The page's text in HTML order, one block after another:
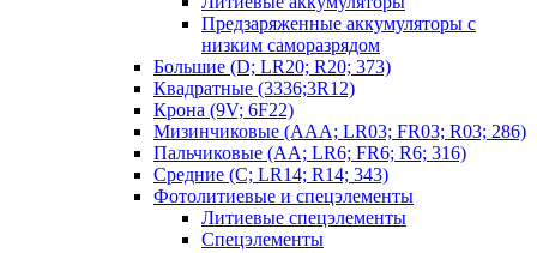
Предзаряженные аккумуляторы с
низким саморазрядом
Большие (D; LR20; R20; 373)
Квадратные (3336;3R12)
Крона (9V; 6F22)
Мизинчиковые (AAA; LR03; FR03; R03; 286)
Пальчиковые (AA; LR6; FR6; R6; 316)
Средние (C; LR14; R14; 343)
Фотолитиевые и спецэлементы
Литиевые спецэлементы
Спецэлементы